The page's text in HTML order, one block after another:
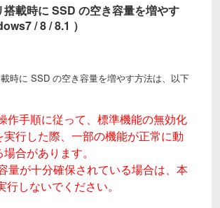
搭載時に SSD の空き容量を増やす
/ 8 / 8.1 ）
時に SSD の空き容量を増やす方法は、以下
作手順に従って、標準機能の無効化
行した際、一部の機能が正常に動
合があります。
量が十分確保されている場合は、本
行しないでください。